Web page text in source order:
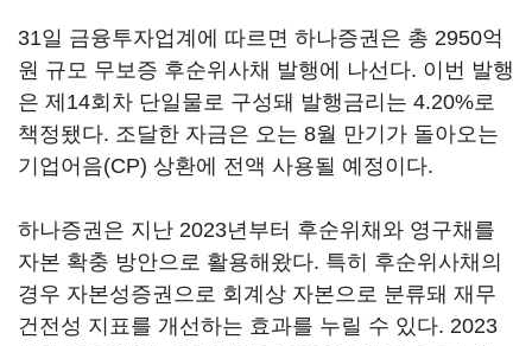
31일 금융투자업계에 따르면 하나증권은 총 2950억
원 규모 무보증 후순위사채 발행에 나선다. 이번 발행
은 제14회차 단일물로 구성돼 발행금리는 4.20%로
책정됐다. 조달한 자금은 오는 8월 만기가 돌아오는
기업어음(CP) 상환에 전액 사용될 예정이다.
하나증권은 지난 2023년부터 후순위채와 영구채를
자본 확충 방안으로 활용해왔다. 특히 후순위사채의
경우 자본성증권으로 회계상 자본으로 분류돼 재무
건전성 지표를 개선하는 효과를 누릴 수 있다. 2023